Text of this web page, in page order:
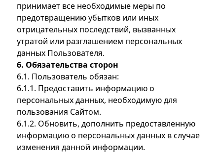
принимает все необходимые меры по
предотвращению убытков или иных
отрицательных последствий, вызванных
утратой или разглашением персональных
данных Пользователя.
6. Обязательства сторон
6.1. Пользователь обязан:
6.1.1. Предоставить информацию о
персональных данных, необходимую для
пользования Сайтом.
6.1.2. Обновить, дополнить предоставленную
информацию о персональных данных в случае
изменения данной информации.